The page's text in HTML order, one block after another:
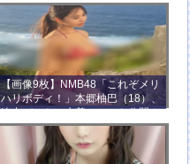
【画像9枚】NMB48「これぞメリ
ハリボディ！」本郷柚巴（18）、
迫力バストの水着ショット公開！